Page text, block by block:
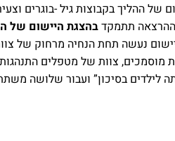
של ההליך בקבוצות גיל -בוגרים
ההרצאה תתמקדבהצגת היישום של
מוסמכים, צוות של מטפלים
לילדים בסיכון” ועבור שלושה